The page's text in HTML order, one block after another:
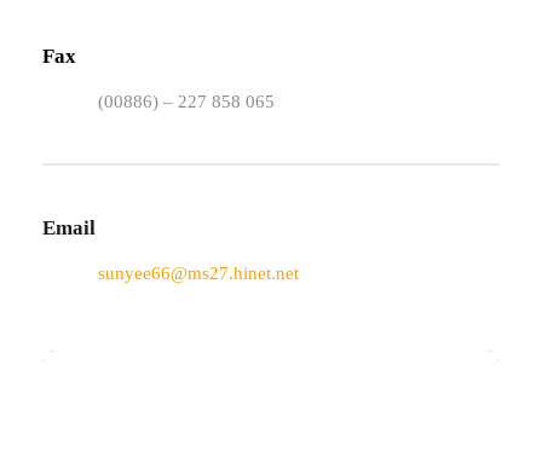
Fax
(00886) – 227 858 065
Email
sunyee66@ms27.hinet.net